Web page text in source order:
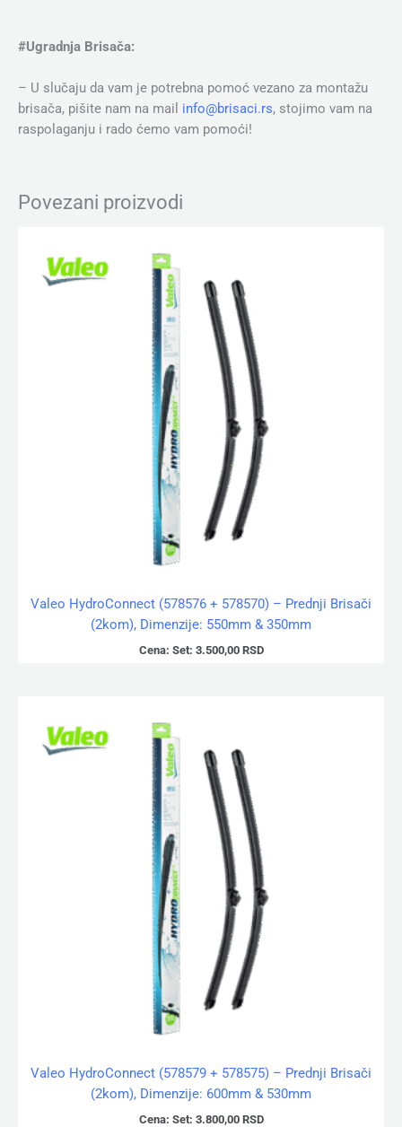
#Ugradnja Brisača:
– U slučaju da vam je potrebna pomoć vezano za montažu
brisača, pišite nam na mail info@brisaci.rs, stojimo vam na
raspolaganju i rado ćemo vam pomoći!
Povezani proizvodi
Valeo HydroConnect (578576 + 578570) – Prednji Brisači
(2kom), Dimenzije: 550mm & 350mm
Cena: Set: 3.500,00 RSD
Valeo HydroConnect (578579 + 578575) – Prednji Brisači
(2kom), Dimenzije: 600mm & 530mm
Cena: Set: 3.800,00 RSD